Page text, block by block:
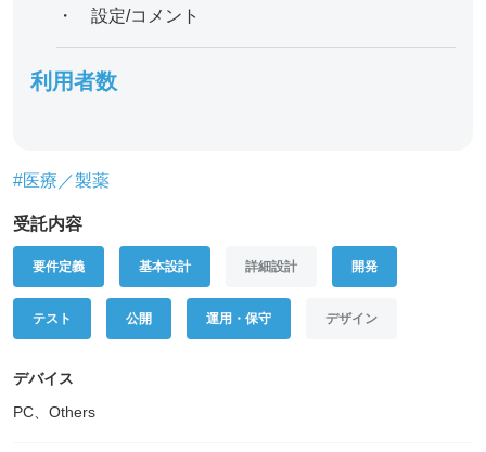
・ 設定/コメント
利用者数
#医療／製薬
受託内容
要件定義 基本設計 詳細設計 開発
テスト 公開 運用・保守 デザイン
デバイス
PC、Others